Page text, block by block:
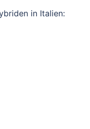
in Italien: